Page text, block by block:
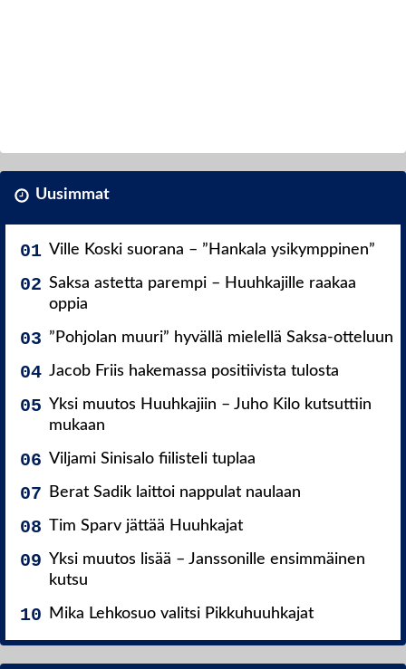
Uusimmat
Ville Koski suorana – ”Hankala ysikymppinen”
Saksa astetta parempi – Huuhkajille raakaa
oppia
”Pohjolan muuri” hyvällä mielellä Saksa-otteluun
Jacob Friis hakemassa positiivista tulosta
Yksi muutos Huuhkajiin – Juho Kilo kutsuttiin
mukaan
Viljami Sinisalo fiilisteli tuplaa
Berat Sadik laittoi nappulat naulaan
Tim Sparv jättää Huuhkajat
Yksi muutos lisää – Janssonille ensimmäinen
kutsu
Mika Lehkosuo valitsi Pikkuhuuhkajat